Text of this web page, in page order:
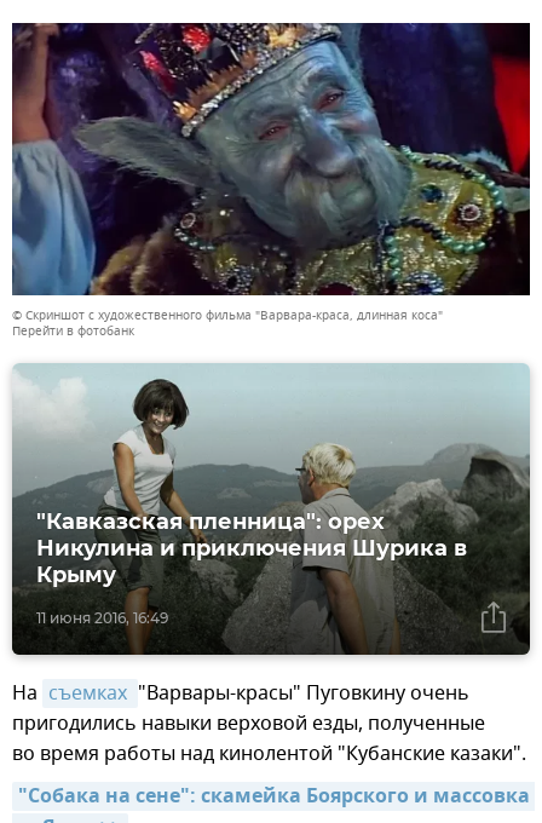
© Скриншот с художественного фильма "Варвара-краса, длинная коса"
Перейти в фотобанк
11 июня 2016, 16:49
"Кавказская пленница": орех
Никулина и приключения Шурика в
Крыму
На съемках "Варвары-красы" Пуговкину очень
пригодились навыки верховой езды, полученные
во время работы над кинолентой "Кубанские казаки".
"Собака на сене": скамейка Боярского и массовка